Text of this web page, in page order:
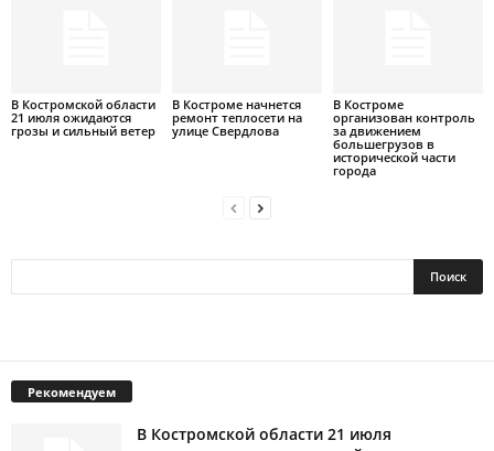
В Костромской области
21 июля ожидаются
грозы и сильный ветер
В Костроме начнется
ремонт теплосети на
улице Свердлова
В Костроме
организован контроль
за движением
большегрузов в
исторической части
города
Рекомендуем
В Костромской области 21 июля